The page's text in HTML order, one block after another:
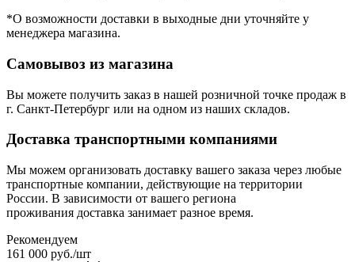
*О возможности доставки в выходные дни уточняйте у
менеджера магазина.
Самовывоз из магазина
Вы можете получить заказ в нашей розничной точке продаж в
г. Санкт-Петербург или на одном из наших складов.
Доставка транспортными компаниями
Мы можем организовать доставку вашего заказа через любые
транспортные компании, действующие на территории
России. В зависимости от вашего региона
проживания доставка занимает разное время.
Рекомендуем
161 000 руб./шт